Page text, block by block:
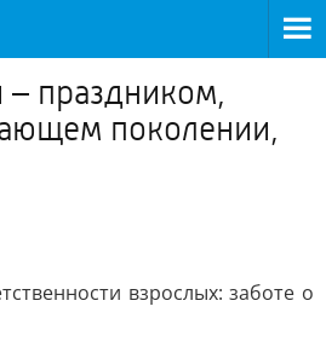
праздником,
поколении,
взрослых: заботе о